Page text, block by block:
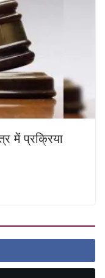
में प्रक्रिया